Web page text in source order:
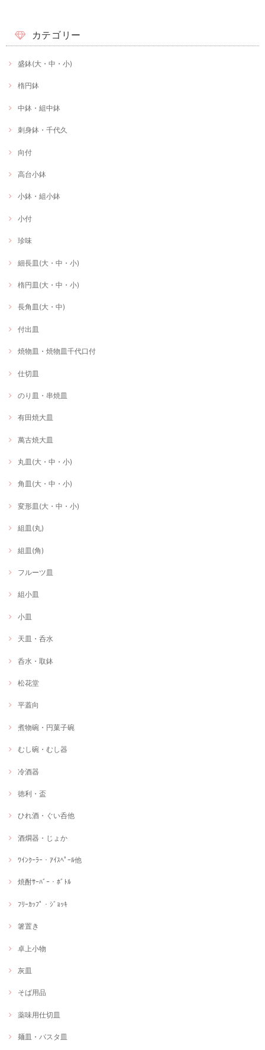
カテゴリー
盛鉢(大・中・小)
楕円鉢
中鉢・組中鉢
刺身鉢・千代久
向付
高台小鉢
小鉢・組小鉢
小付
珍味
細長皿(大・中・小)
楕円皿(大・中・小)
長角皿(大・中)
付出皿
焼物皿・焼物皿千代口付
仕切皿
のり皿・串焼皿
有田焼大皿
萬古焼大皿
丸皿(大・中・小)
角皿(大・中・小)
変形皿(大・中・小)
組皿(丸)
組皿(角)
フルーツ皿
組小皿
小皿
天皿・呑水
呑水・取鉢
松花堂
平蓋向
煮物碗・円菓子碗
むし碗・むし器
冷酒器
徳利・盃
ひれ酒・ぐい呑他
酒燗器・じょか
ﾜｲﾝｸｰﾗｰ・ｱｲｽﾍﾟｰﾙ他
焼酎ｻｰﾊﾞｰ・ﾎﾞﾄﾙ
ﾌﾘｰｶｯﾌﾟ・ｼﾞｮｯｷ
箸置き
卓上小物
灰皿
そば用品
薬味用仕切皿
麺皿・パスタ皿